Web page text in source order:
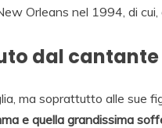
Orleans nel 1994, di
dal cantante
ma soprattutto alle sue
e quella grandissima